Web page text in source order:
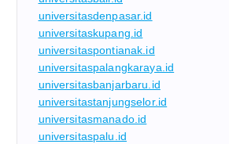
universitasdenpasar.id
universitaskupang.id
universitaspontianak.id
universitaspalangkaraya.id
universitasbanjarbaru.id
universitastanjungselor.id
universitasmanado.id
universitaspalu.id